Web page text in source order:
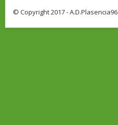
© Copyright 2017 - A.D.Plasencia96